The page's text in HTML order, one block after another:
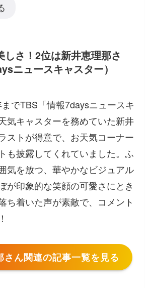
しさ！2位は新井恵理那さ
ニュースキャスター）
でTBS「情報7daysニュースキ
気キャスターを務めていた新井
ストが得意で、お天気コーナー
も披露してくれていました。ふ
気を放つ、華やかなビジュアル
が印象的な笑顔の可愛さにとき
ち着いた声が素敵で、コメント
さん関連の記事一覧を見る